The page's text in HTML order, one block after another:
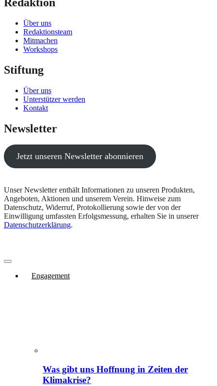
Über uns
Redaktionsteam
Mitmachen
Workshops
Stiftung
Über uns
Unterstützer werden
Kontakt
Newsletter
Jetzt unseren Newsletter abonnieren
Unser Newsletter enthält Informationen zu unseren Produkten,
Angeboten, Aktionen und unserem Verein. Hinweise zum
Datenschutz, Widerruf, Protokollierung sowie der von der
Einwilligung umfassten Erfolgsmessung, erhalten Sie in unserer
Datenschutzerklärung.
Engagement
Was gibt uns Hoffnung in Zeiten der
Klimakrise?